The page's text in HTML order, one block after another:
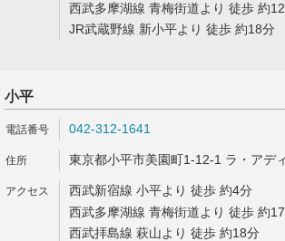
西武多摩湖線 青梅街道より 徒歩 約
JR武蔵野線 新小平より 徒歩 約18分
小平
042-312-1641
東京都小平市美園町1-12-1 ラ・アデ
西武新宿線 小平より 徒歩 約4分
西武多摩湖線 青梅街道より 徒歩 約
西武拝島線 萩山より 徒歩 約18分